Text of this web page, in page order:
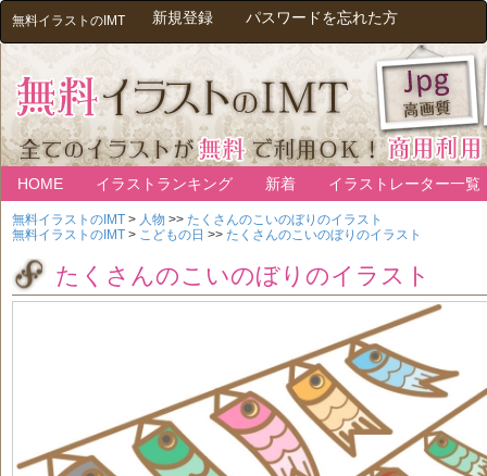
無料イラストのIMT 新規登録 パスワードを忘れた方
HOME イラストランキング 新着 イラストレーター一覧
無料イラストのIMT > 人物 >> たくさんのこいのぼりのイラスト
無料イラストのIMT > こどもの日 >> たくさんのこいのぼりのイラスト
たくさんのこいのぼりのイラスト